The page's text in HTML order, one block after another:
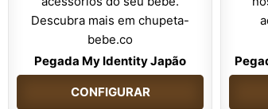
Pegada My Identity Japão
CONFIGURAR